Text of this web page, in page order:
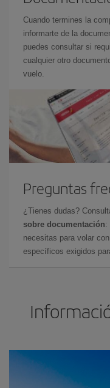
Cuando termines la
informarte de la
puedes consultar si
cualquier otro
vuelo.
Preguntas
¿Tienes dudas?
sobre documentación:
necesitas para volar
específicos exigidos